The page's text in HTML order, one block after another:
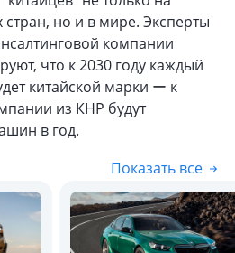
стран, но и в мире. Эксперты
компании
что к 2030 году каждый
китайской марки ー к
из КНР будут
в год.
Показать все